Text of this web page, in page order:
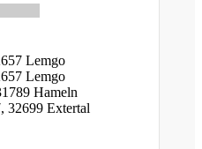
Lemgo
Lemgo
Hameln
32699 Extertal